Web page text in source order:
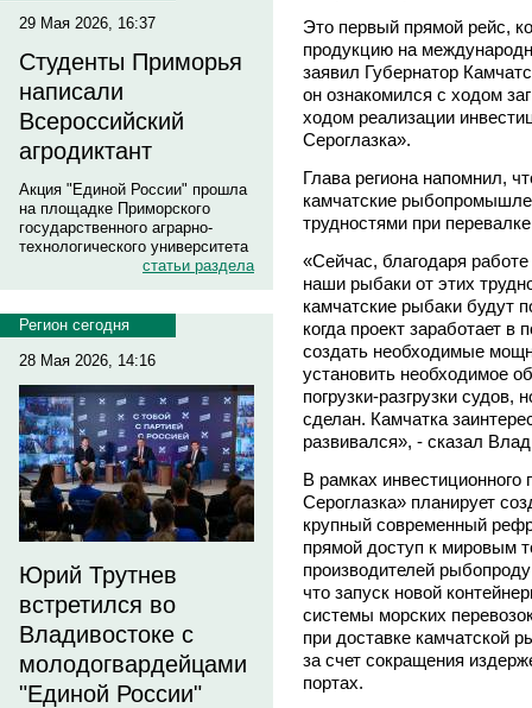
29 Мая 2026, 16:37
Студенты Приморья
написали
Всероссийский
агродиктант
Акция "Единой России" прошла
на площадке Приморского
государственного аграрно-
технологического университета
статьи раздела
Регион сегодня
28 Мая 2026, 14:16
Юрий Трутнев
встретился во
Владивостоке с
молодогвардейцами
"Единой России"
Это первый прямой рейс,
продукцию на
заявил Губернатор
он ознакомился с ходом
ходом реализации
Сероглазка».
Глава региона напомнил,
камчатские
трудностями при
«Сейчас, благодаря
наши рыбаки от этих
камчатские рыбаки будут
когда проект заработает
создать необходимые
установить необходимое
погрузки-разгрузки
сделан. Камчатка
развивался», - сказал
В рамках
Сероглазка» планирует
крупный современный
прямой доступ к мировым
производителей
что запуск новой
системы морских
при доставке камчатской
за счет сокращения
портах.